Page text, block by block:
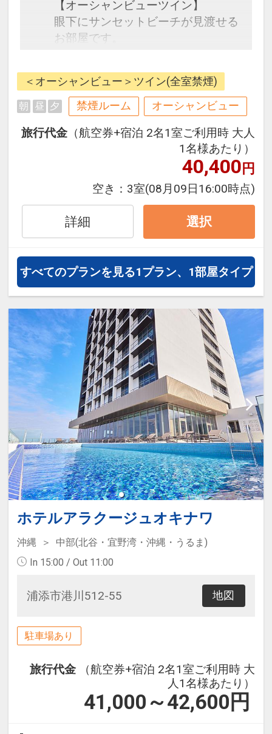
【オーシャンビューツイン】
眼下にサンセットビーチが見渡せる
お部屋です。
利用いただけるようなホテルを目指
しております。
地域密着型のホテルを目指している
ためホテル内にレストランを設けて
いません。
又、エコの観点と、お部屋をご自身
のご自宅のように使っていただきた
いとの思いから、お客様の滞在中は
お部屋にスタッフが立ち入らないよ
うなシステムをとっております。
＜オーシャンビュー＞ツイン(全室禁煙)
朝 昼 夕 禁煙ルーム オーシャンビュー
旅行代金 （航空券+宿泊 2名1室ご利用時 大人
1名様あたり）
40,400円
空き： 3室(08月09日16:00時点)
詳細 選択
すべてのプランを見る1プラン、1部屋タイプ
ホテルアラクージュオキナワ
沖縄
中部(北谷・宜野湾・沖縄・うるま)
In 15:00 / Out 11:00
浦添市港川512-55 地図
駐車場あり
旅行代金
（航空券+宿泊 2名1室ご利用時 大
人1名様あたり）
41,000～42,600 円